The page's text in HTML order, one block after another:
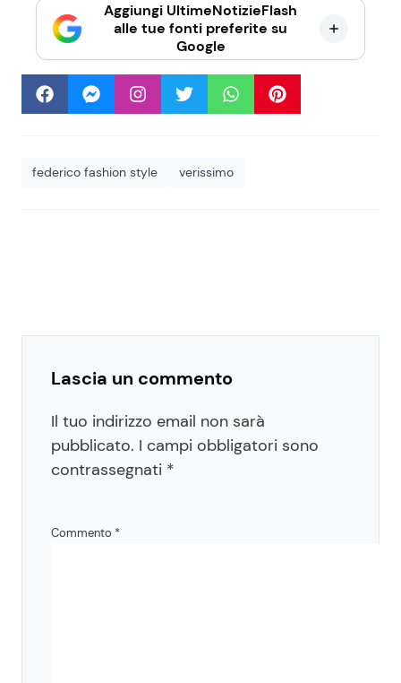
Aggiungi UltimeNotizieFlash
alle tue fonti preferite su
Google
federico fashion style verissimo
Lascia un commento
Il tuo indirizzo email non sarà
pubblicato. I campi obbligatori sono
contrassegnati *
Commento *